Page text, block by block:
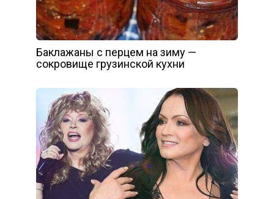
Баклажаны с перцем на зиму —
сокровище грузинской кухни